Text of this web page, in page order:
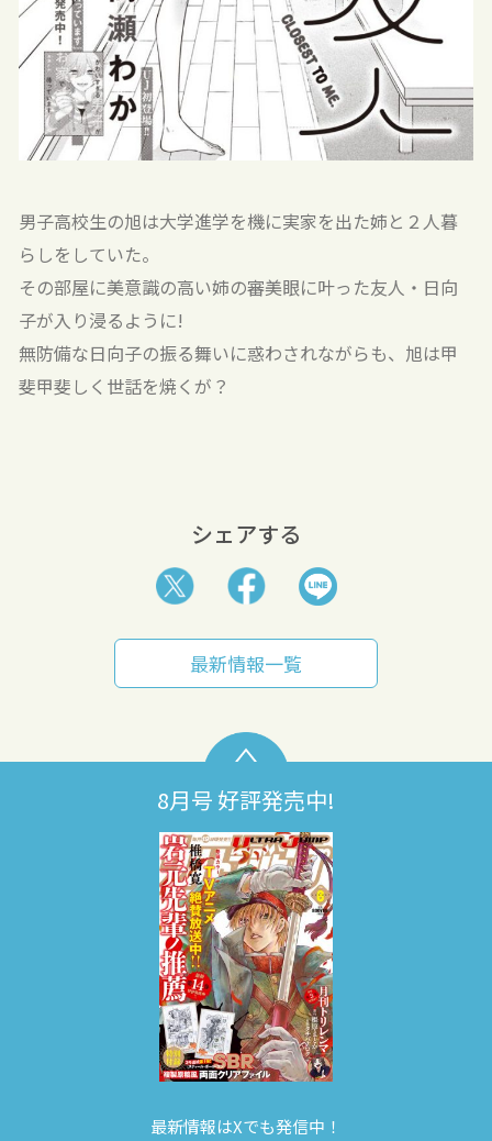
男子高校生の旭は大学進学を機に実家を出た姉と２人暮
らしをしていた。
その部屋に美意識の高い姉の審美眼に叶った友人・日向
子が入り浸るように!
無防備な日向子の振る舞いに惑わされながらも、旭は甲
斐甲斐しく世話を焼くが？
シェアする
最新情報一覧
8月号 好評発売中!
最新情報はXでも発信中！